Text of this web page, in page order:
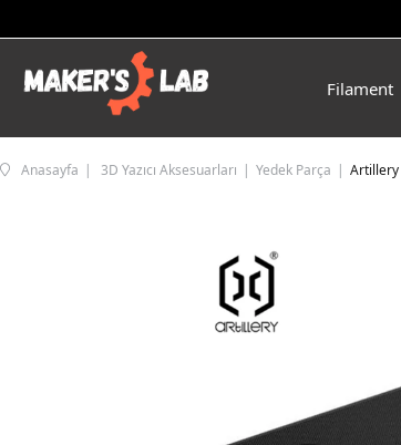
Filament
Anasayfa 3D Yazıcı Aksesuarları Yedek Parça Artillery